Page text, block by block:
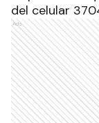
del celular
Ads